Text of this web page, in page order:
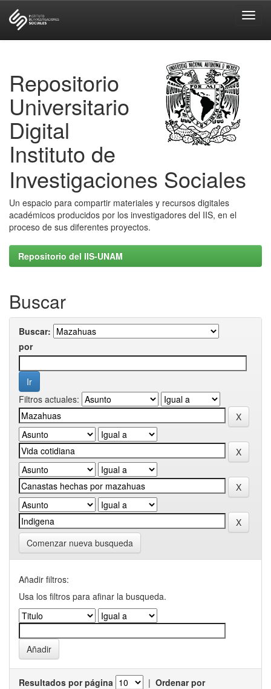
Repositorio
Universitario
Digital
Instituto de
Investigaciones Sociales
Un espacio para compartir materiales y recursos digitales
académicos producidos por los investigadores del IIS, en el
proceso de sus diferentes proyectos.
Repositorio del IIS-UNAM
Buscar
Buscar:
por
Filtros actuales:
Comenzar nueva busqueda
Añadir filtros:
Usa los filtros para afinar la busqueda.
Resultados por página | Ordenar por